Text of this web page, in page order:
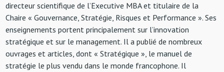
directeur scientifique de l’Executive MBA et titulaire de la
Chaire « Gouvernance, Stratégie, Risques et Performance ». Ses
enseignements portent principalement sur l’innovation
stratégique et sur le management. Il a publié de nombreux
ouvrages et articles, dont « Stratégique », le manuel de
stratégie le plus vendu dans le monde francophone. Il